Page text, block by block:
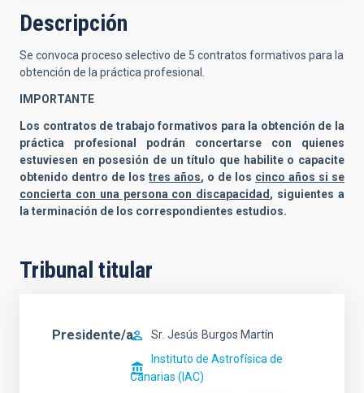
Descripción
Se convoca proceso selectivo de 5 contratos formativos para la
obtención de la práctica profesional.
IMPORTANTE
Los contratos de trabajo formativos para la obtención de la
práctica profesional podrán concertarse con quienes
estuviesen en posesión de un título que habilite o capacite
obtenido dentro de los tres años, o de los cinco años si se
concierta con una persona con discapacidad , siguientes a
la terminación de los correspondientes estudios.
Tribunal titular
Presidente/a Sr. Jesús Burgos Martín
Instituto de Astrofísica de
Canarias (IAC)